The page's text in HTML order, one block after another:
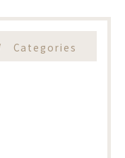
Categories